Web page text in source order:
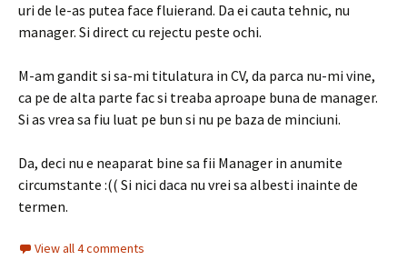
uri de le-as putea face fluierand. Da ei cauta tehnic, nu
manager. Si direct cu rejectu peste ochi.
M-am gandit si sa-mi titulatura in CV, da parca nu-mi vine,
ca pe de alta parte fac si treaba aproape buna de manager.
Si as vrea sa fiu luat pe bun si nu pe baza de minciuni.
Da, deci nu e neaparat bine sa fii Manager in anumite
circumstante :(( Si nici daca nu vrei sa albesti inainte de
termen.
View all 4 comments